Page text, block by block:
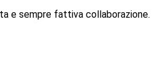
e sempre fattiva collaborazione.